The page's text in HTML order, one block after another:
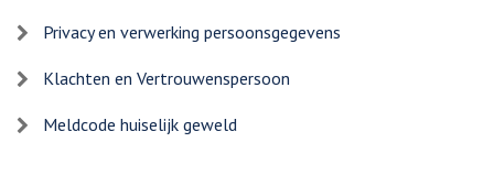
Privacy en verwerking persoonsgegevens
Klachten en Vertrouwenspersoon
Meldcode huiselijk geweld